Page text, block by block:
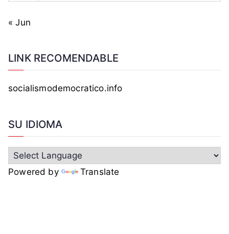
« Jun
LINK RECOMENDABLE
socialismodemocratico.info
SU IDIOMA
Powered by Translate